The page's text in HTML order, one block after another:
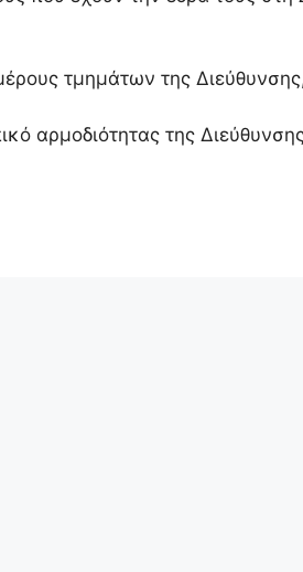
τμημάτων της
αρμοδιότητας της